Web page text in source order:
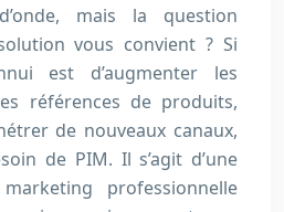
mais la question
vous convient ? Si
est d’augmenter les
références de produits,
de nouveaux canaux,
de PIM. Il s’agit d’une
professionnelle